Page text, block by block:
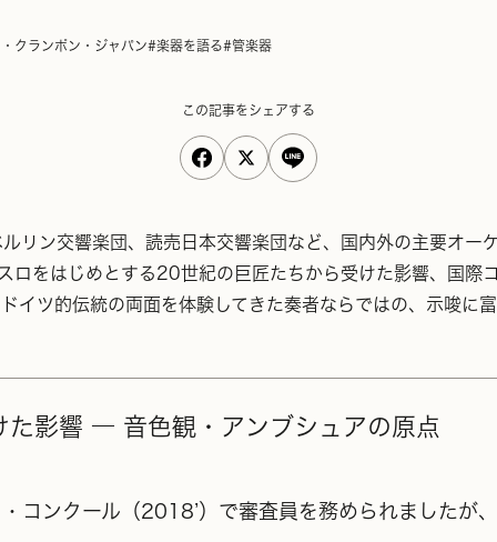
クランポン・ジャパン#楽器を語る#管楽器
この記事をシェアする
リン交響楽団、読売日本交響楽団など、国内外の主要オー
をはじめとする20世紀の巨匠たちから受けた影響、国際
イツ的伝統の両面を体験してきた奏者ならではの、示唆
た影響 ― 音色観・アンブシュアの原点
ンクール（2018’）で審査員を務められましたが